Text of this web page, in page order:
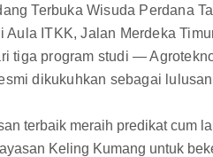
Terbuka Wisuda Perdana
Aula ITKK, Jalan Merdeka
tiga program studi —
dikukuhkan sebagai
terbaik meraih predikat cum
Keling Kumang untuk